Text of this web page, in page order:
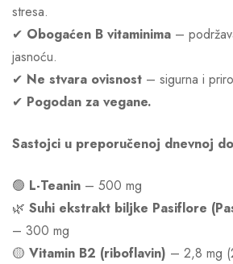
stresa.
✔ Obogaćen B vitaminima –
jasnoću.
✔ Ne stvara ovisnost – sigurna i
✔ Pogodan za vegane.
Sastojci u preporučenoj dnevnoj
🟢 L-Teanin – 500 mg
🌿 Suhi ekstrakt biljke Pasiflore
– 300 mg
🟡 Vitamin B2 (riboflavin) – 2,8 mg